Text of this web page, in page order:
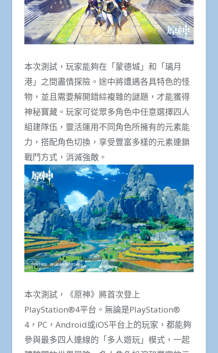
本次測試，玩家能夠在「蒙德城」和「璃月
港」之間盡情探險。途中將遭遇各具特色的怪
物，並且需要解開錯綜複雜的謎題，才能獲得
神秘寶藏。玩家可從眾多角色中任意選擇四人
組建隊伍，靈活運用不同角色所擁有的元素能
力，搭配角色切換，享受豐富多樣的元素連鎖
戰鬥方式，消滅強敵。
本次測試，《原神》將首次登上
PlayStation®4平台。無論是PlayStation®
4，PC，Android或iOS平台上的玩家，都能夠
參與最多四人連線的「多人遊玩」模式，一起